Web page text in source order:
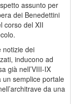
assunto per
dei Benedettini
corso del XII
notizie dei
inducono ad
già nell’VIII-IX
un semplice portale
da una